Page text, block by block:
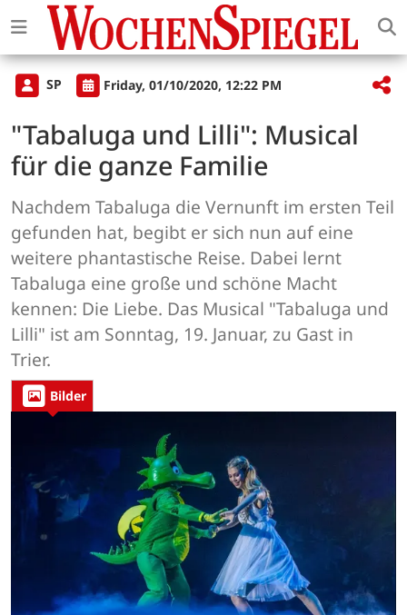
SP Friday, 01/10/2020, 12:22 PM
"Tabaluga und Lilli": Musical
für die ganze Familie
Nachdem Tabaluga die Vernunft im ersten Teil
gefunden hat, begibt er sich nun auf eine
weitere phantastische Reise. Dabei lernt
Tabaluga eine große und schöne Macht
kennen: Die Liebe. Das Musical "Tabaluga und
Lilli" ist am Sonntag, 19. Januar, zu Gast in
Trier.
Bilder